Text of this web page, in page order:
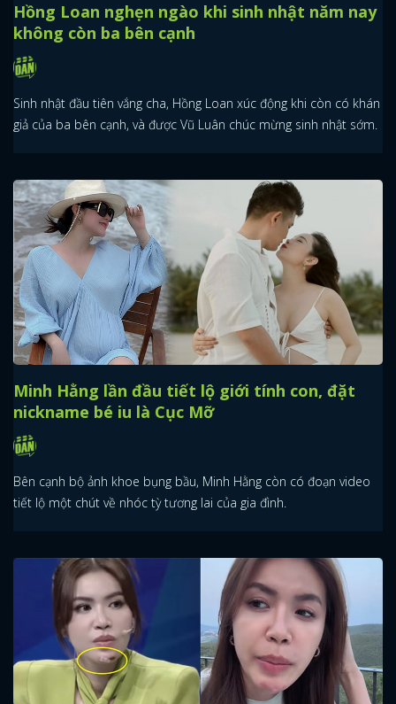
Hồng Loan nghẹn ngào khi sinh nhật năm nay
không còn ba bên cạnh
Sinh nhật đầu tiên vắng cha, Hồng Loan xúc động khi còn có khán
giả của ba bên cạnh, và được Vũ Luân chúc mừng sinh nhật sớm.
Minh Hằng lần đầu tiết lộ giới tính con, đặt
nickname bé iu là Cục Mỡ
Bên cạnh bộ ảnh khoe bụng bầu, Minh Hằng còn có đoạn video
tiết lộ một chút về nhóc tỳ tương lai của gia đình.